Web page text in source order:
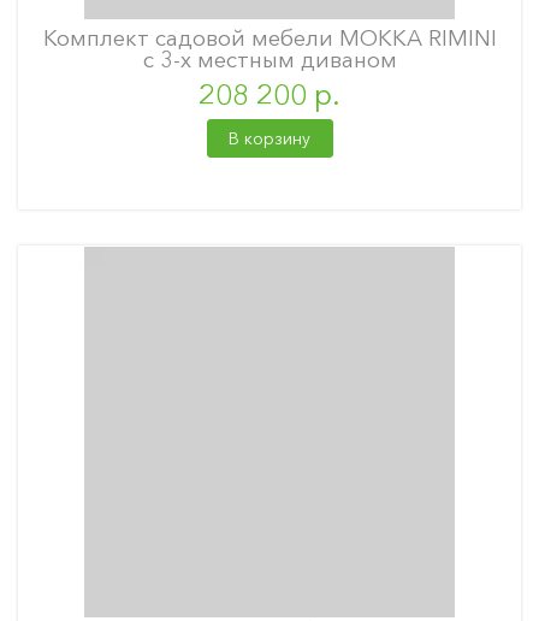
Комплект садовой мебели MOKKA RIMINI
с 3-х местным диваном
208 200 р.
В корзину